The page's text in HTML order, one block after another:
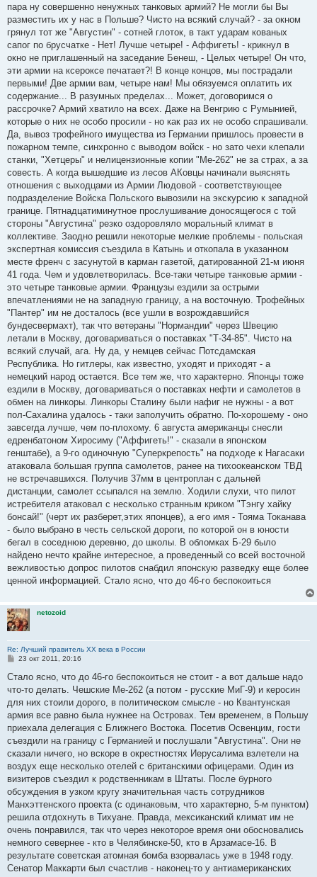
пара ну совершенно ненужных танковых армий? Не могли бы Вы
разместить их у нас в Польше? Чисто на всякий случай? - за окном
грянул тот же "Августин" - сотней глоток, в такт ударам кованых
сапог по брусчатке - Нет! Лучше четыре! - Аффигеть! - крикнул в
окно не приглашенный на заседание Бенеш, - Целых четыре! Он что,
эти армии на ксероксе печатает?! В конце концов, мы пострадали
первыми! Две армии вам, четыре нам! Мы обязуемся оплатить их
содержание... В разумных пределах... Может, договоримся о
рассрочке? Армий хватило на всех. Даже на Венгрию с Румынией,
которые о них не особо просили - но как раз их не особо спрашивали.
Да, вывоз трофейного имущества из Германии пришлось провести в
пожарном темпе, синхронно с выводом войск - но зато чехи клепали
станки, "Хетцеры" и нелицензионные копии "Ме-262" не за страх, а за
совесть. А когда вышедшие из лесов АКовцы начинали выяснять
отношения с выходцами из Армии Людовой - соответствующее
подразделение Войска Польского вывозили на экскурсию к западной
границе. Пятнадцатиминутное прослушивание доносящегося с той
стороны "Августина" резко оздоровляло моральный климат в
коллективе. Заодно решили некоторые мелкие проблемы - польская
экспертная комиссия съездила в Катынь и откопала в указанном
месте френч с засунутой в карман газетой, датированной 21-м июня
41 года. Чем и удовлетворилась. Все-таки четыре танковые армии -
это четыре танковые армии. Французы ездили за острыми
впечатлениями не на западную границу, а на восточную. Трофейных
"Пантер" им не досталось (все ушли в возрождавшийся
бундесвермахт), так что ветераны "Нормандии" через Швецию
летали в Москву, договариваться о поставках "Т-34-85". Чисто на
всякий случай, ага. Ну да, у немцев сейчас Потсдамская
Республика. Но гитлеры, как известно, уходят и приходят - а
немецкий народ остается. Все тем же, что характерно. Японцы тоже
ездили в Москву, договариваться о поставках нефти и самолетов в
обмен на линкоры. Линкоры Сталину были нафиг не нужны - а вот
пол-Сахалина удалось - таки заполучить обратно. По-хорошему - оно
завсегда лучше, чем по-плохому. 6 августа американцы снесли
едренбатоном Хиросиму ("Аффигеть!" - сказали в японском
генштабе), а 9-го одиночную "Суперкрепость" на подходе к Нагасаки
атаковала большая группа самолетов, ранее на тихоокеанском ТВД
не встречавшихся. Получив 37мм в центроплан с дальней
дистанции, самолет ссыпался на землю. Ходили слухи, что пилот
истребителя атаковал с несколько странным криком "Тэнгу хайку
бонсай!" (черт их разберет,этих японцев), а его имя - Тояма Токанава
- было выбрано в честь сельской дороги, по которой он в юности
бегал в соседнюю деревню, до школы. В обломках Б-29 было
найдено нечто крайне интересное, а проведенный со всей восточной
вежливостью допрос пилотов снабдил японскую разведку еще более
ценной информацией. Стало ясно, что до 46-го беспокоиться
netozoid
Re: Лучший правитель ХХ века в России
С
о
щ
е
и
е
23 окт 2011, 20:16
Стало ясно, что до 46-го беспокоиться не стоит - а вот дальше надо
что-то делать. Чешские Ме-262 (а потом - русские МиГ-9) и керосин
для них стоили дорого, в политическом смысле - но Квантунская
армия все равно была нужнее на Островах. Тем временем, в Польшу
приехала делегация с Ближнего Востока. Посетив Освенцим, гости
съездили на границу с Германией и послушали "Августина". Они не
сказали ничего, но вскоре в окрестностях Иерусалима взлетели на
воздух еще несколько отелей с британскими офицерами. Один из
визитеров съездил к родственникам в Штаты. После бурного
обсуждения в узком кругу значительная часть сотрудников
Манхэттенского проекта (с одинаковым, что характерно, 5-м пунктом)
решила отдохнуть в Тихуане. Правда, мексиканский климат им не
очень понравился, так что через некоторое время они обосновались
немного севернее - кто в Челябинске-50, кто в Арзамасе-16. В
результате советская атомная бомба взорвалась уже в 1948 году.
Сенатор Маккарти был счастлив - наконец-то у антиамериканских